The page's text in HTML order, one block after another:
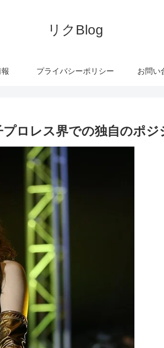
リクBlog
プライバシーポリシー お問い
ロレス界での独自のポ